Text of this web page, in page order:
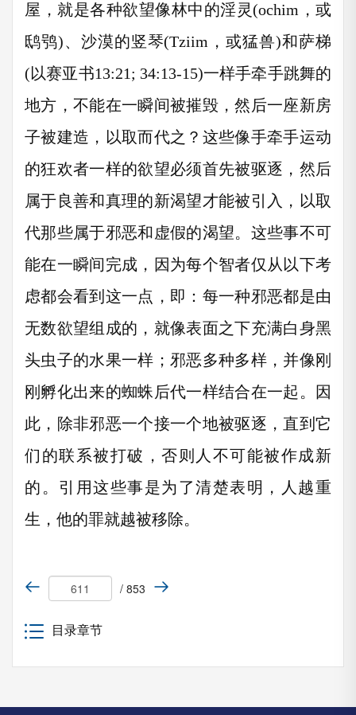
屋，就是各种欲望像林中的淫灵(ochim，或
鸱鸮)、沙漠的竖琴(Tziim，或猛兽)和萨梯
(以赛亚书13:21; 34:13-15)一样手牵手跳舞的
地方，不能在一瞬间被摧毁，然后一座新房
子被建造，以取而代之？这些像手牵手运动
的狂欢者一样的欲望必须首先被驱逐，然后
属于良善和真理的新渴望才能被引入，以取
代那些属于邪恶和虚假的渴望。这些事不可
能在一瞬间完成，因为每个智者仅从以下考
虑都会看到这一点，即：每一种邪恶都是由
无数欲望组成的，就像表面之下充满白身黑
头虫子的水果一样；邪恶多种多样，并像刚
刚孵化出来的蜘蛛后代一样结合在一起。因
此，除非邪恶一个接一个地被驱逐，直到它
们的联系被打破，否则人不可能被作成新
的。引用这些事是为了清楚表明，人越重
生，他的罪就越被移除。
/ 853
目录章节